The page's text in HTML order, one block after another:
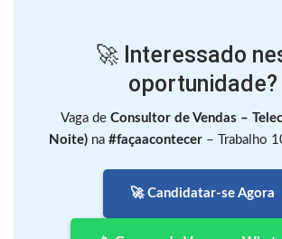
🚀 Interessado
oportunidade?
Vaga de Consultor de Vendas –
Noite)na #façaacontecer– Trabalho
🚀 Candidatar-se Agora